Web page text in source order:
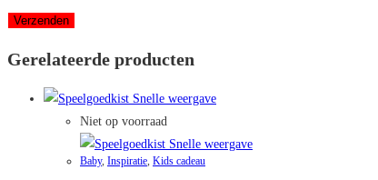
Gerelateerde producten
Snelle weergave
Niet op voorraad
Snelle weergave
Baby, Inspiratie Kids cadeau